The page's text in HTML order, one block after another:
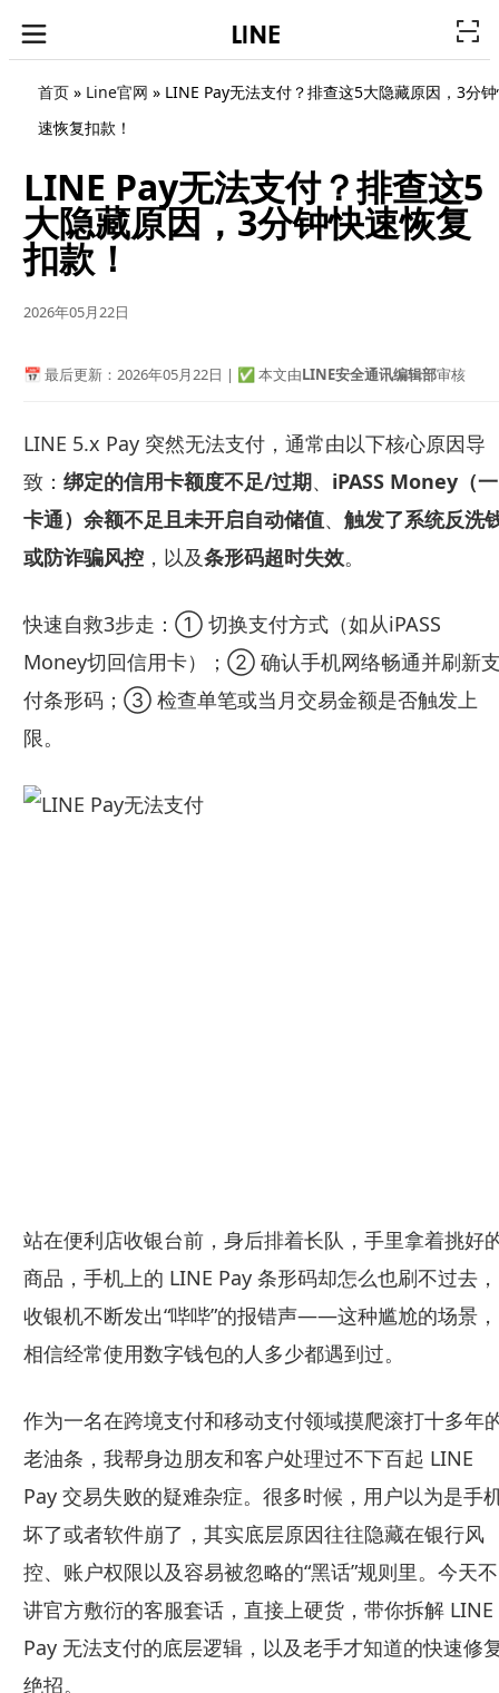
首页» Line官网 » LINE Pay无法支付？排查这5大隐藏原因，3分
速恢复扣款！
LINE Pay无法支付？排查这5
大隐藏原因，3分钟快速恢复
扣款！
2026年05月22日
📅 最后更新：2026年05月22日 | ✅ 本文由LINE安全通讯编辑部审核
LINE 5.x Pay 突然无法支付，通常由以下核心原因导
致： 绑定的信用卡额度不足/过期、 iPASS Money（一
卡通）余额不足且未开启自动储值、 触发了系统反洗
或防诈骗风控，以及条形码超时失效。
快速自救3步走：① 切换支付方式（如从iPASS
Money切回信用卡）；② 确认手机网络畅通并刷新
付条形码；③ 检查单笔或当月交易金额是否触发上
限。
站在便利店收银台前，身后排着长队，手里拿着挑好
商品，手机上的 LINE Pay 条形码却怎么也刷不过去，
收银机不断发出“哔哔”的报错声——这种尴尬的场景，
相信经常使用数字钱包的人多少都遇到过。
作为一名在跨境支付和移动支付领域摸爬滚打十多年
老油条，我帮身边朋友和客户处理过不下百起 LINE
Pay 交易失败的疑难杂症。很多时候，用户以为是手
坏了或者软件崩了，其实底层原因往往隐藏在银行风
控、账户权限以及容易被忽略的“黑话”规则里。今天不
讲官方敷衍的客服套话，直接上硬货，带你拆解 LINE
Pay 无法支付的底层逻辑，以及老手才知道的快速修
绝招。